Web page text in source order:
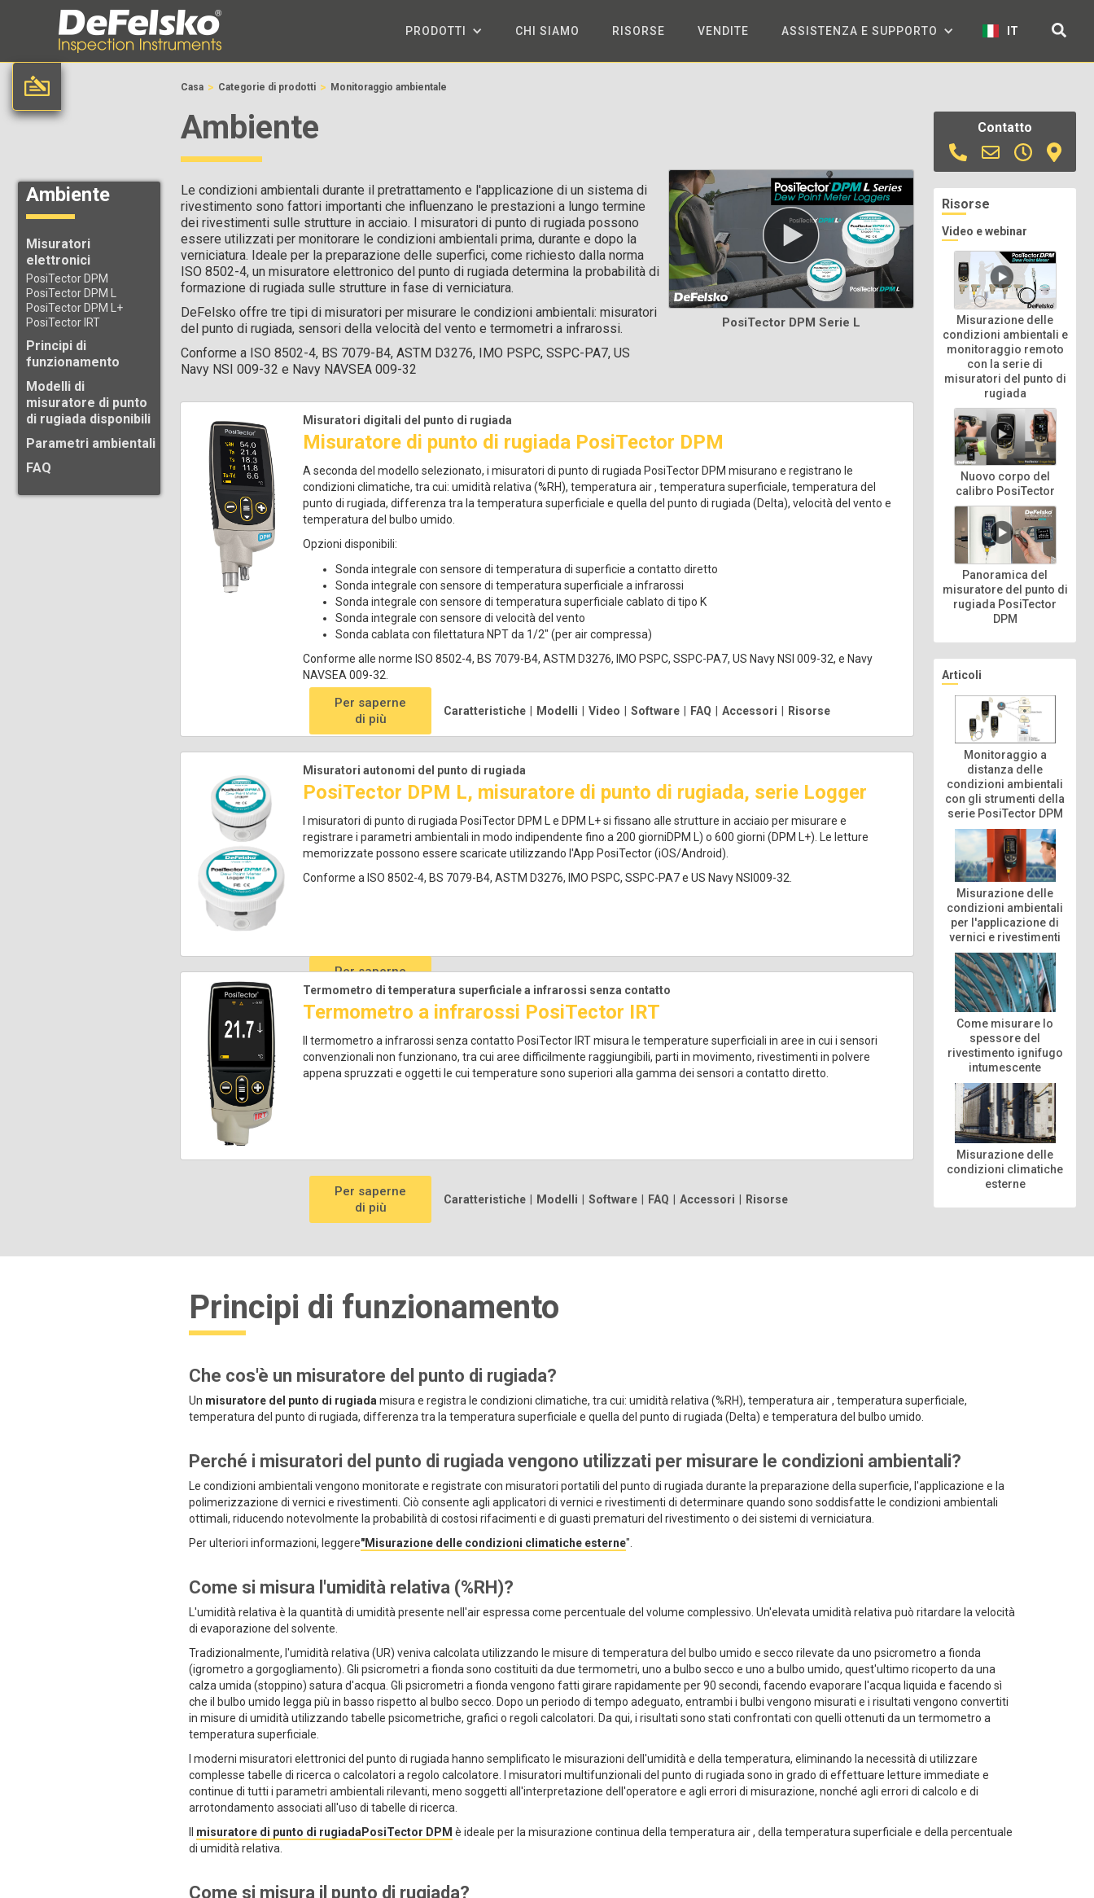
PRODOTTI CHI SIAMO RISORSE VENDITE ASSISTENZA E SUPPORTO IT
Contatto
Risorse
Video e webinar
Misurazione delle
condizioni ambientali e
monitoraggio remoto
con la serie di
misuratori del punto di
rugiada
Nuovo corpo del
calibro PosiTector
Panoramica del
misuratore del punto di
rugiada PosiTector
DPM
Articoli
Monitoraggio a
distanza delle
condizioni ambientali
con gli strumenti della
serie PosiTector DPM
Misurazione delle
condizioni ambientali
per l'applicazione di
vernici e rivestimenti
Come misurare lo
spessore del
rivestimento ignifugo
intumescente
Misurazione delle
condizioni climatiche
esterne
Ambiente
Misuratori
elettronici
PosiTector DPM
PosiTector DPM L
PosiTector DPM L+
PosiTector IRT
Principi di
funzionamento
Modelli di
misuratore di punto
di rugiada disponibili
Parametri ambientali
FAQ
Casa > Categorie di prodotti > Monitoraggio ambientale
Ambiente
PosiTector DPM Serie L
Le condizioni ambientali durante il pretrattamento e l'applicazione di un sistema di
rivestimento sono fattori importanti che influenzano le prestazioni a lungo termine
dei rivestimenti sulle strutture in acciaio. I misuratori di punto di rugiada possono
essere utilizzati per monitorare le condizioni ambientali prima, durante e dopo la
verniciatura. Ideale per la preparazione delle superfici, come richiesto dalla norma
ISO 8502-4, un misuratore elettronico del punto di rugiada determina la probabilità di
formazione di rugiada sulle strutture in fase di verniciatura.
DeFelsko offre tre tipi di misuratori per misurare le condizioni ambientali: misuratori
del punto di rugiada, sensori della velocità del vento e termometri a infrarossi.
Conforme a ISO 8502-4, BS 7079-B4, ASTM D3276, IMO PSPC, SSPC-PA7, US
Navy NSI 009-32 e Navy NAVSEA 009-32
Misuratori digitali del punto di rugiada
Misuratore di punto di rugiada PosiTector DPM
A seconda del modello selezionato, i misuratori di punto di rugiada PosiTector DPM misurano e registrano le
condizioni climatiche, tra cui: umidità relativa (%RH), temperatura air , temperatura superficiale, temperatura del
punto di rugiada, differenza tra la temperatura superficiale e quella del punto di rugiada (Delta), velocità del vento e
temperatura del bulbo umido.
Opzioni disponibili:
Sonda integrale con sensore di temperatura di superficie a contatto diretto
Sonda integrale con sensore di temperatura superficiale a infrarossi
Sonda integrale con sensore di temperatura superficiale cablato di tipo K
Sonda integrale con sensore di velocità del vento
Sonda cablata con filettatura NPT da 1/2" (per air compressa)
Conforme alle norme ISO 8502-4, BS 7079-B4, ASTM D3276, IMO PSPC, SSPC-PA7, US Navy NSI 009-32, e Navy
NAVSEA 009-32.
Per saperne
di più
Caratteristiche Modelli Video Software FAQ Accessori Risorse
Misuratori autonomi del punto di rugiada
PosiTector DPM L, misuratore di punto di rugiada, serie Logger
I misuratori di punto di rugiada PosiTector DPM L e DPM L+ si fissano alle strutture in acciaio per misurare e
registrare i parametri ambientali in modo indipendente fino a 200 giorniDPM L) o 600 giorni (DPM L+). Le letture
memorizzate possono essere scaricate utilizzando l'App PosiTector (iOS/Android).
Conforme a ISO 8502-4, BS 7079-B4, ASTM D3276, IMO PSPC, SSPC-PA7 e US Navy NSI009-32.
Per saperne
di più
Termometro di temperatura superficiale a infrarossi senza contatto
Termometro a infrarossi PosiTector IRT
Il termometro a infrarossi senza contatto PosiTector IRT misura le temperature superficiali in aree in cui i sensori
convenzionali non funzionano, tra cui aree difficilmente raggiungibili, parti in movimento, rivestimenti in polvere
appena spruzzati e oggetti le cui temperature sono superiori alla gamma dei sensori a contatto diretto.
Per saperne
di più
Caratteristiche Modelli Software FAQ Accessori Risorse
Principi di funzionamento
Che cos'è un misuratore del punto di rugiada?
Un misuratore del punto di rugiada misura e registra le condizioni climatiche, tra cui: umidità relativa (%RH), temperatura air , temperatura superficiale,
temperatura del punto di rugiada, differenza tra la temperatura superficiale e quella del punto di rugiada (Delta) e temperatura del bulbo umido.
Perché i misuratori del punto di rugiada vengono utilizzati per misurare le condizioni ambientali?
Le condizioni ambientali vengono monitorate e registrate con misuratori portatili del punto di rugiada durante la preparazione della superficie, l'applicazione e la
polimerizzazione di vernici e rivestimenti. Ciò consente agli applicatori di vernici e rivestimenti di determinare quando sono soddisfatte le condizioni ambientali
ottimali, riducendo notevolmente la probabilità di costosi rifacimenti e di guasti prematuri del rivestimento o dei sistemi di verniciatura.
Per ulteriori informazioni, leggere"Misurazione delle condizioni climatiche esterne".
Come si misura l'umidità relativa (%RH)?
L'umidità relativa è la quantità di umidità presente nell'air espressa come percentuale del volume complessivo. Un'elevata umidità relativa può ritardare la velocità
di evaporazione del solvente.
Tradizionalmente, l'umidità relativa (UR) veniva calcolata utilizzando le misure di temperatura del bulbo umido e secco rilevate da uno psicrometro a fionda
(igrometro a gorgogliamento). Gli psicrometri a fionda sono costituiti da due termometri, uno a bulbo secco e uno a bulbo umido, quest'ultimo ricoperto da una
calza umida (stoppino) satura d'acqua. Gli psicrometri a fionda vengono fatti girare rapidamente per 90 secondi, facendo evaporare l'acqua liquida e facendo sì
che il bulbo umido legga più in basso rispetto al bulbo secco. Dopo un periodo di tempo adeguato, entrambi i bulbi vengono misurati e i risultati vengono convertiti
in misure di umidità utilizzando tabelle psicometriche, grafici o regoli calcolatori. Da qui, i risultati sono stati confrontati con quelli ottenuti da un termometro a
temperatura superficiale.
I moderni misuratori elettronici del punto di rugiada hanno semplificato le misurazioni dell'umidità e della temperatura, eliminando la necessità di utilizzare
complesse tabelle di ricerca o calcolatori a regolo calcolatore. I misuratori multifunzionali del punto di rugiada sono in grado di effettuare letture immediate e
continue di tutti i parametri ambientali rilevanti, meno soggetti all'interpretazione dell'operatore e agli errori di misurazione, nonché agli errori di calcolo e di
arrotondamento associati all'uso di tabelle di ricerca.
misuratore di punto di rugiadaPosiTector DPM è ideale per la misurazione continua della temperatura air , della temperatura superficiale e della percentuale
di umidità relativa.
Come si misura il punto di rugiada?